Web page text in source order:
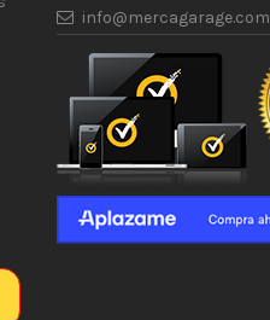
info@mercagarage.com